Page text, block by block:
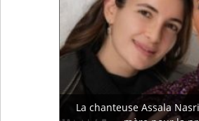
La chanteuse Assala